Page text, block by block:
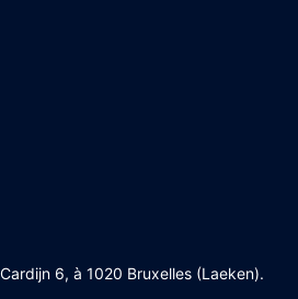
6, à 1020 Bruxelles (Laeken).